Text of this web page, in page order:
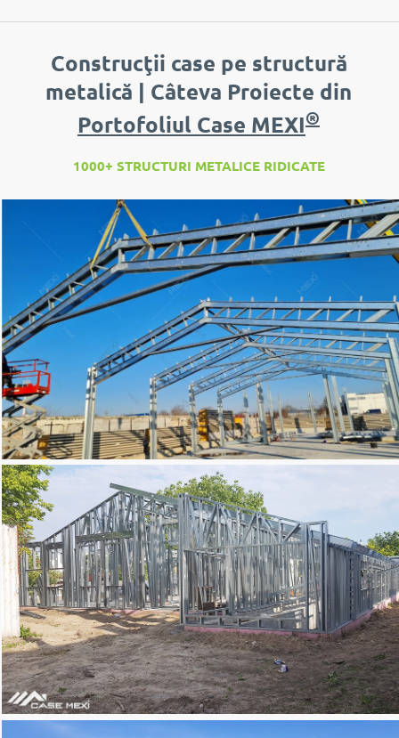
Construcţii case pe structură
metalică | Câteva Proiecte din
Portofoliul Case MEXI®
1000+ STRUCTURI METALICE RIDICATE